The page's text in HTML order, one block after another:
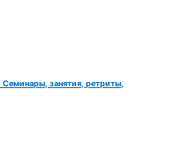
занятия, ретриты,